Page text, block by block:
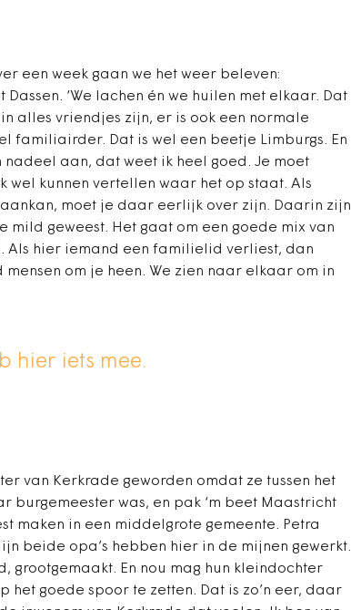
een week gaan we het weer beleven:
Dassen. ‘We lachen én we huilen met elkaar. Dat
alles vriendjes zijn, er is ook een normale
familiairder. Dat is wel een beetje Limburgs. En
aan, dat weet ik heel goed. Je moet
wel kunnen vertellen waar het op staat. Als
moet je daar eerlijk over zijn. Daarin zijn
mild geweest. Het gaat om een goede mix van
Als hier iemand een familielid verliest, dan
om je heen. We zien naar elkaar om in
hier iets mee.
van Kerkrade geworden omdat ze tussen het
burgemeester was, en pak ‘m beet Maastricht
maken in een middelgrote gemeente. Petra
beide opa’s hebben hier in de mijnen gewerkt.
grootgemaakt. En nou mag hun kleindochter
het goede spoor te zetten. Dat is zo’n eer, daar